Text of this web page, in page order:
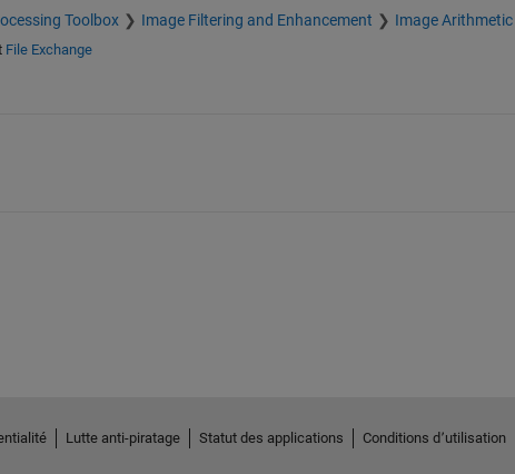
Toolbox Image Filtering and Enhancement Image Arithmetic
File Exchange
Lutte anti-piratage Statut des applications
Conditions d՚utilisation